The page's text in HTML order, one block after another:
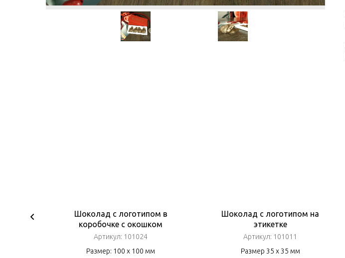
Шоколад с логотипом в
коробочке с окошком
Артикул: 101024
Размер: 100 х 100 мм
Шоколад с логотипом на
этикетке
Артикул: 101011
Размер 35 х 35 мм